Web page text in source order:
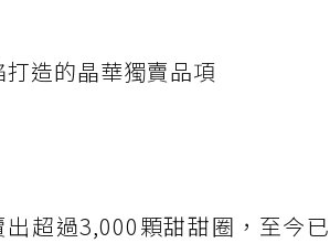
造的晶華獨賣品項
超過3,000顆甜甜圈，至今已